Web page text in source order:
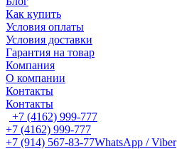
Как купить
Условия оплаты
Условия доставки
Гарантия на товар
Компания
О компании
Контакты
Контакты
+7 (4162) 999-777
+7 (4162) 999-777
+7 (914) 567-83-77WhatsApp / Viber